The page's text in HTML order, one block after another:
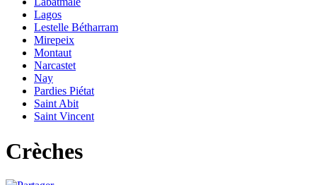
Lagos
Lestelle Bétharram
Mirepeix
Montaut
Narcastet
Nay
Pardies Piétat
Saint Abit
Saint Vincent
Crèches